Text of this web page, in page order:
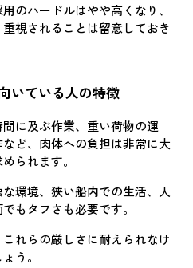
のハードルはやや高くなり、
視されることは留意しておき
いている人の特徴
に及ぶ作業、重い荷物の運
ど、肉体への負担は非常に大
られます。
環境、狭い船内での生活、人
もタフさも必要です。
れらの厳しさに耐えられなけ
う。